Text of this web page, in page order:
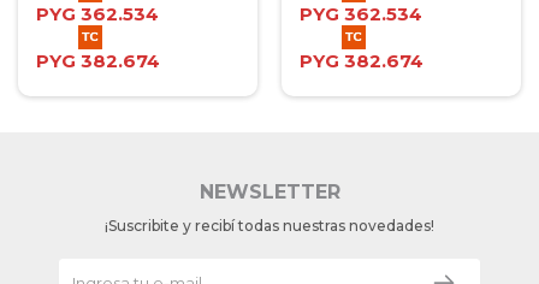
PYG 362.534
PYG 382.674
PYG 362.534
PYG 382.674
NEWSLETTER
¡Suscribite y recibí todas nuestras novedades!